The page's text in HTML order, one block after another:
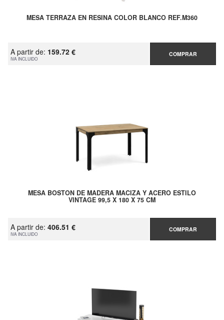
MESA TERRAZA EN RESINA COLOR BLANCO REF.M360
A partir de: 159.72 €
IVA INCLUIDO
COMPRAR
MESA BOSTON DE MADERA MACIZA Y ACERO ESTILO
VINTAGE 99,5 X 180 X 75 CM
A partir de: 406.51 €
IVA INCLUIDO
COMPRAR